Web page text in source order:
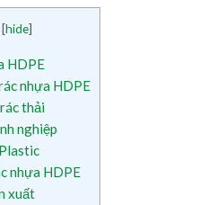
[hide]
HDPE
nhựa HDPE
thải
nghiệp
nhựa HDPE
xuất